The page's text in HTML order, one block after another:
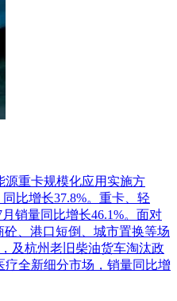
源重卡规模化应用实施方
比增长37.8%。重卡、轻
销量同比增长46.1%。面对
、港口短倒、城市置换等场
及杭州老旧柴油货车淘汰政
全新细分市场，销量同比增